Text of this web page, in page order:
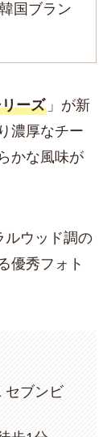
国ブラン
ーズ」が新
濃厚なチー
かな風味が
ルウッド調の
優秀フォト
セブンビ